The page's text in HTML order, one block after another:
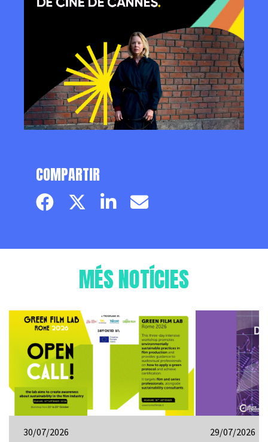
COMPARTIR
Facebook pageTwitter page
LinkedinEmail
MÉS NOTÍCIES
30/07/2026 29/07/2026